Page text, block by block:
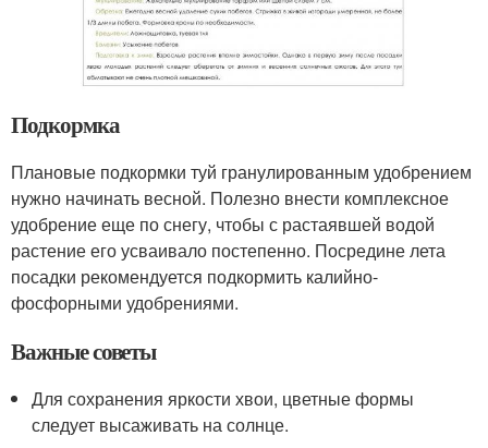
Подкормка
Плановые подкормки туй гранулированным удобрением
нужно начинать весной. Полезно внести комплексное
удобрение еще по снегу, чтобы с растаявшей водой
растение его усваивало постепенно. Посредине лета
посадки рекомендуется подкормить калийно-
фосфорными удобрениями.
Важные советы
Для сохранения яркости хвои, цветные формы
следует высаживать на солнце.